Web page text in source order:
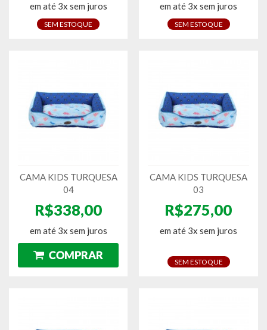
em até 3x sem juros
SEM ESTOQUE
em até 3x sem juros
SEM ESTOQUE
CAMA KIDS TURQUESA
04
R$338,00
em até 3x sem juros
CAMA KIDS TURQUESA
03
R$275,00
em até 3x sem juros
SEM ESTOQUE